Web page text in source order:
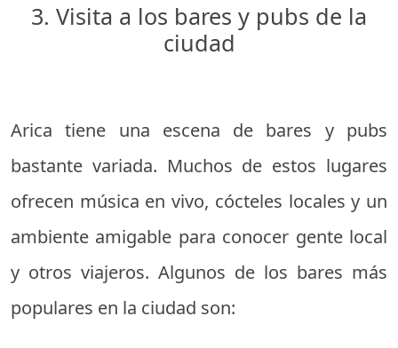
3. Visita a los bares y pubs de la
ciudad
Arica tiene una escena de bares y pubs
bastante variada. Muchos de estos lugares
ofrecen música en vivo, cócteles locales y un
ambiente amigable para conocer gente local
y otros viajeros. Algunos de los bares más
populares en la ciudad son: